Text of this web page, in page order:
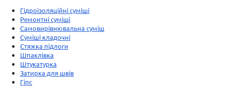
Гідроізоляційні суміші
Ремонтні суміші
Самовирівнювальна суміш
Суміші кладочні
Стяжка підлоги
Шпаклівка
Штукатурка
Затирка для швів
Гіпс